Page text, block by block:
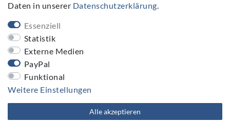
E-MAIL **
Newsletter
Honig
Hiermit bestätige ich, dass ich die
gelesen habe. Meine Einwilligung kann ich jederzeit widerrufen.**
** Hierbei handelt es sich um ein Pflichtfeld.
Daten in unserer Daten­schutz­erklärung.
Essenziell
Statistik
Externe Medien
PayPal
Funktional
Weitere Einstellungen
Alle akzeptieren